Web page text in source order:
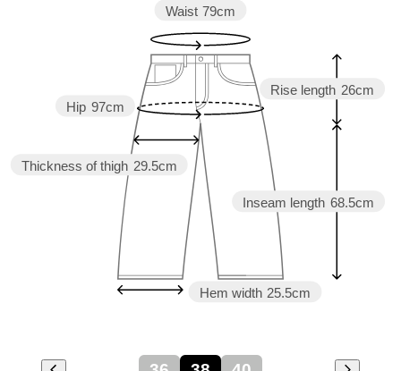
Inseam length 68.5cm
Rise length 26cm
Hem width 25.5cm
Thickness of thigh 29.5cm
Hip 97cm
Waist 79cm